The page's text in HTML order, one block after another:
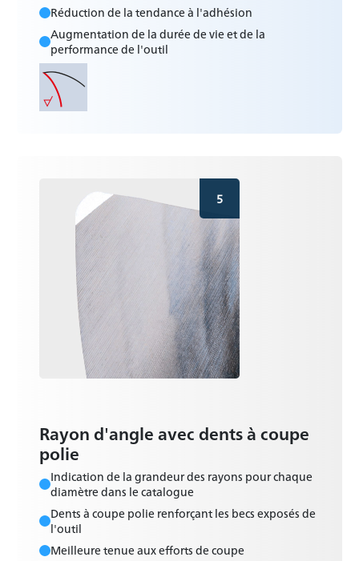
Réduction de la tendance à l'adhésion
Augmentation de la durée de vie et de la
performance de l'outil
5
Rayon d'angle avec dents à coupe
polie
Indication de la grandeur des rayons pour chaque
diamètre dans le catalogue
Dents à coupe polie renforçant les becs exposés de
l'outil
Meilleure tenue aux efforts de coupe